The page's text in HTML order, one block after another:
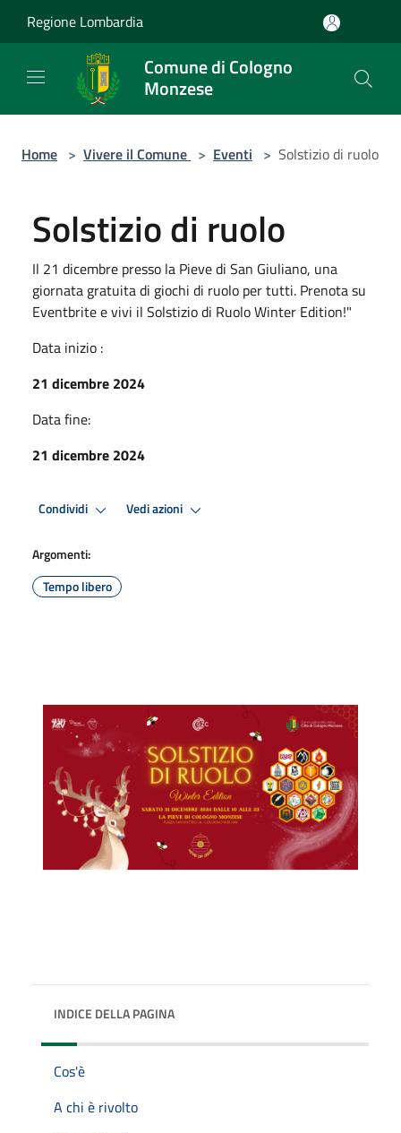
Regione Lombardia
Comune di Cologno
Monzese
Home > Vivere il Comune > Eventi > Solstizio di ruolo
Solstizio di ruolo
Il 21 dicembre presso la Pieve di San Giuliano, una
giornata gratuita di giochi di ruolo per tutti. Prenota su
Eventbrite e vivi il Solstizio di Ruolo Winter Edition!"
Data inizio :
21 dicembre 2024
Data fine:
21 dicembre 2024
Condividi Vedi azioni
Argomenti:
Tempo libero
INDICE DELLA PAGINA
Cos'è
A chi è rivolto